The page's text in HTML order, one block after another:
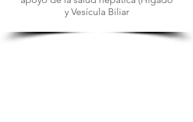
y Vesícula Biliar